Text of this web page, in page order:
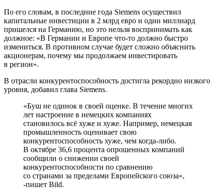
По его словам, в последние года Siemens осуществил
капитальные инвестиции в 2 млрд евро и один миллиард
пришелся на Германию, но это нельзя воспринимать как
должное: «В Германии и Европе что-то должно быстро
измениться. В противном случае будет сложно объяснить
акционерам, почему мы продолжаем инвестировать
в регион».
В отрасли конкурентоспособность достигла рекордно низкого
уровня, добавил глава Siemens.
«Буш не одинок в своей оценке. В течение многих
лет настроение в немецких компаниях
становилось всё хуже и хуже. Например, немецкая
промышленность оценивает свою
конкурентоспособность хуже, чем когда-либо.
В октябре 36,6 процента опрошенных компаний
сообщили о снижении своей
конкурентоспособности по сравнению
со странами за пределами Европейского союза»,
-пишет Bild.